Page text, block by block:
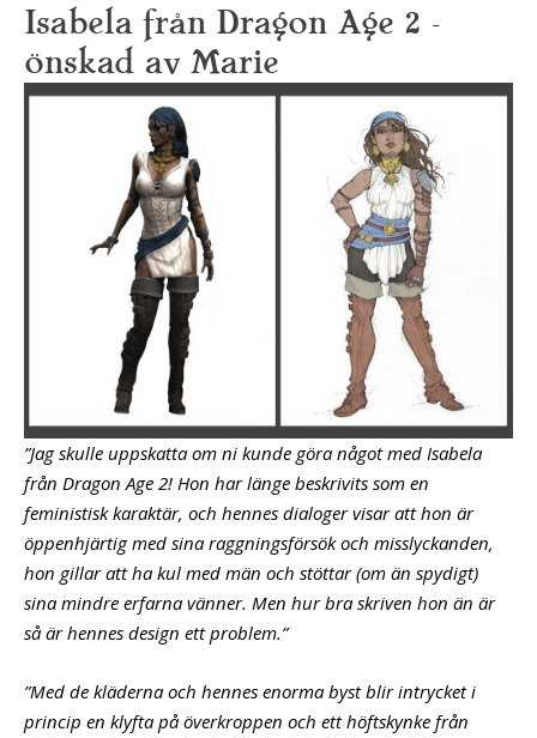
Isabela från Dragon Age 2 –
önskad av Marie
”Jag skulle uppskatta om ni kunde göra något med Isabela
från Dragon Age 2! Hon har länge beskrivits som en
feministisk karaktär, och hennes dialoger visar att hon är
öppenhjärtig med sina raggningsförsök och misslyckanden,
hon gillar att ha kul med män och stöttar (om än spydigt)
sina mindre erfarna vänner. Men hur bra skriven hon än är
så är hennes design ett problem.”
”Med de kläderna och hennes enorma byst blir intrycket i
princip en klyfta på överkroppen och ett höftskynke från